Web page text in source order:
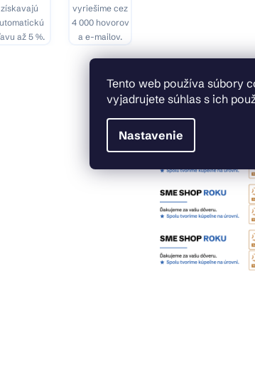
Tento web používa súbory
vyjadrujete súhlas s ich
Nastavenie
získavajú
až 5 %.
vyriešime cez
4 000 hovorov
a e-mailov.